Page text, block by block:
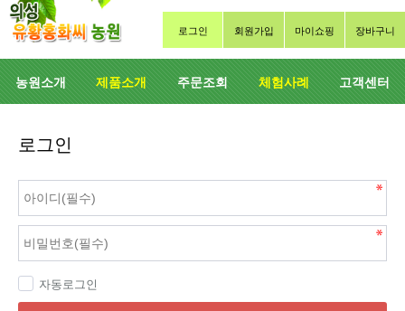
로그인 회원가입 마이쇼핑 장바구니
농원소개 제품소개 주문조회 체험사례 고객센터
로그인
자동로그인